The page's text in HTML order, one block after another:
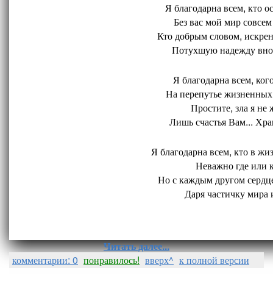
Я благодарна всем, кто
Без вас мой мир
Кто добрым словом,
Потухшую надежду
Я благодарна всем,
На перепутье
Простите, зла я не
Лишь счастья Вам...
Я благодарна всем, кто в
Неважно где или
Но с каждым другом
Даря частичку мира
Читать далее...
комментарии: 0 понравилось! вверх^ к полной версии